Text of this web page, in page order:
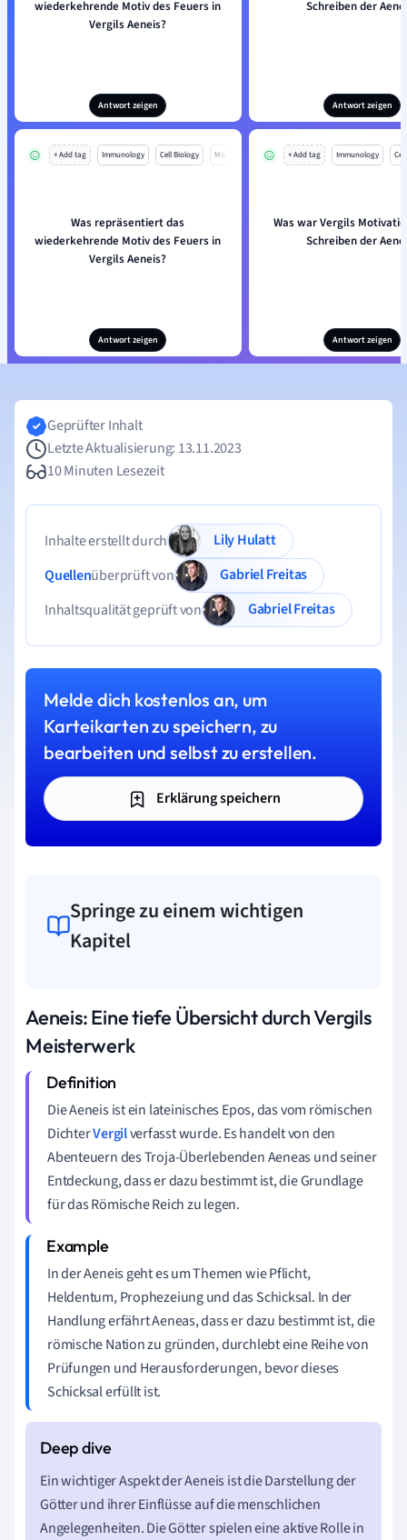
wiederkehrende Motiv des Feuers in
Vergils Aeneis?
Antwort zeigen
Schreiben der
Antwort zeigen
+ Add tag Immunology Cell Biology Mo
Was repräsentiert das
wiederkehrende Motiv des Feuers in
Vergils Aeneis?
Antwort zeigen
+ Add tag Immunology
Was war Vergils
Schreiben der
Antwort zeigen
Geprüfter Inhalt
Letzte Aktualisierung: 13.11.2023
10 Minuten Lesezeit
Inhalte erstellt durch
Lily Hulatt
Quellenüberprüft von
Gabriel Freitas
Inhaltsqualität geprüft von
Gabriel Freitas
Melde dich kostenlos an, um
Karteikarten zu speichern, zu
bearbeiten und selbst zu erstellen.
Erklärung speichern
Springe zu einem wichtigen
Kapitel
Aeneis: Eine tiefe Übersicht durch Vergils
Meisterwerk
Die Aeneis ist ein lateinisches Epos, das vom römischen
DichterVergilverfasst wurde. Es handelt von den
Abenteuern des Troja-Überlebenden Aeneas und seiner
Entdeckung, dass er dazu bestimmt ist, die Grundlage
für das Römische Reich zu legen.
In der Aeneis geht es um Themen wie Pflicht,
Heldentum, Prophezeiung und das Schicksal. In der
Handlung erfährt Aeneas, dass er dazu bestimmt ist, die
römische Nation zu gründen, durchlebt eine Reihe von
Prüfungen und Herausforderungen, bevor dieses
Schicksal erfüllt ist.
Ein wichtiger Aspekt der Aeneis ist die Darstellung der
Götter und ihrer Einflüsse auf die menschlichen
Angelegenheiten. Die Götter spielen eine aktive Rolle in